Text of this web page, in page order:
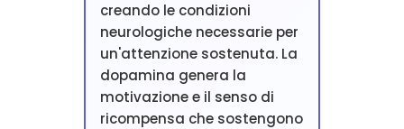
creando le condizioni
neurologiche necessarie per
un'attenzione sostenuta. La
dopamina genera la
motivazione e il senso di
ricompensa che sostengono